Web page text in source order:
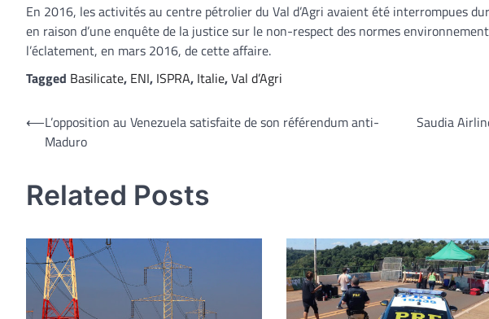
En 2016, les activités au centre pétrolier du Val d’Agri avaient été interrompues
en raison d’une enquête de la justice sur le non-respect des normes
l’éclatement, en mars 2016, de cette affaire.
Tagged Basilicate, ENI, ISPRA, Italie,Val d’Agri
Navigation
⟵L’opposition au Venezuela satisfaite de son référendum anti-
Maduro
Saudia
Related Posts